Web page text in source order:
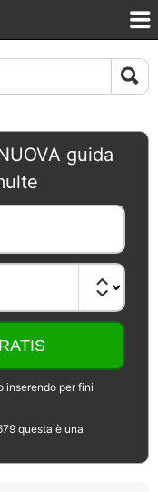
guida
inserendo per fini
questa è una